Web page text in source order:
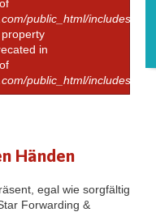
public_html/includes/
in
public_html/includes/
Händen
egal wie sorgfältig
Forwarding &